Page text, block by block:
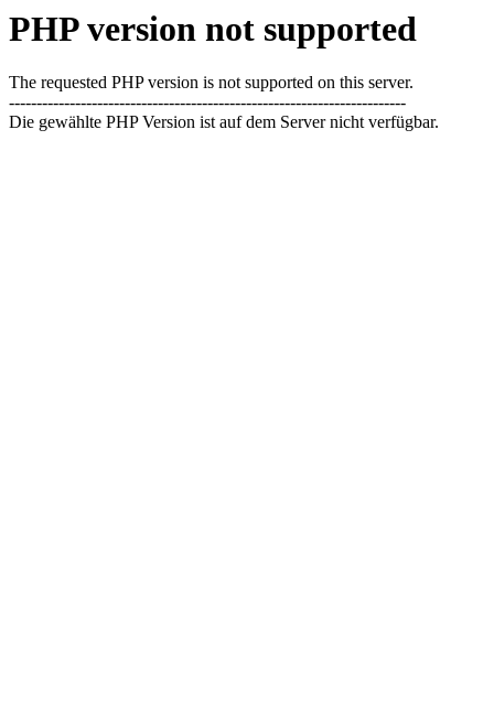
PHP version not supported
The requested PHP version is not supported on this server.
------------------------------------------------------------------------
Die gewählte PHP Version ist auf dem Server nicht verfügbar.